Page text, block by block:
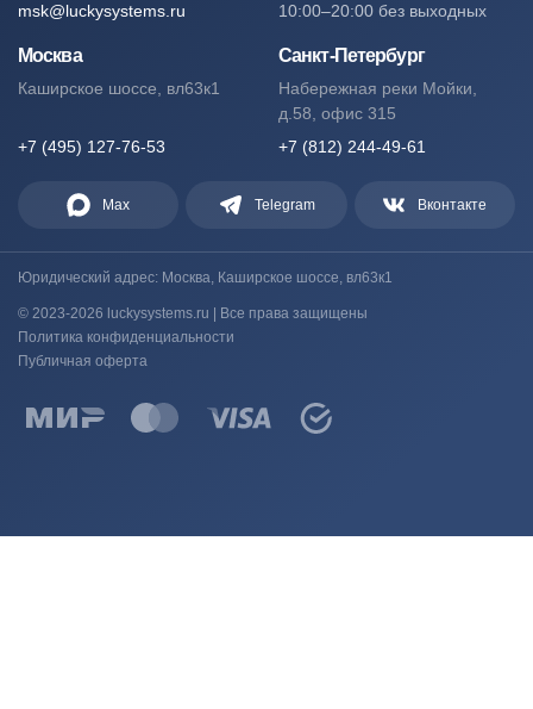
10:00–20:00 без выходных
msk@luckysystems.ru
Москва
Каширское шоссе, вл63к1
+7 (495) 127-76-53
Санкт-Петербург
Набережная реки Мойки,
д.58, офис 315
+7 (812) 244-49-61
Max Telegram Вконтакте
Юридический адрес: Москва, Каширское шоссе, вл63к1
© 2023-2026 luckysystems.ru | Все права защищены
Политика конфиденциальности
Публичная оферта